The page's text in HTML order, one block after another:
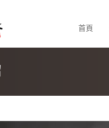
首頁